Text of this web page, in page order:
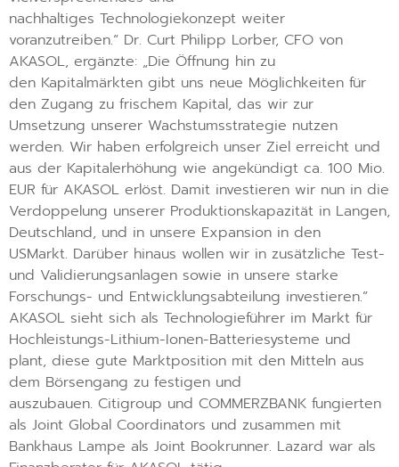
nachhaltiges Technologiekonzept weiter
voranzutreiben.“ Dr. Curt Philipp Lorber, CFO von
AKASOL, ergänzte: „Die Öffnung hin zu
den Kapitalmärkten gibt uns neue Möglichkeiten für
den Zugang zu frischem Kapital, das wir zur
Umsetzung unserer Wachstumsstrategie nutzen
werden. Wir haben erfolgreich unser Ziel erreicht und
aus der Kapitalerhöhung wie angekündigt ca. 100 Mio.
EUR für AKASOL erlöst. Damit investieren wir nun in die
Verdoppelung unserer Produktionskapazität in Langen,
Deutschland, und in unsere Expansion in den
USMarkt. Darüber hinaus wollen wir in zusätzliche Test-
und Validierungsanlagen sowie in unsere starke
Forschungs- und Entwicklungsabteilung investieren.”
AKASOL sieht sich als Technologieführer im Markt für
Hochleistungs-Lithium-Ionen-Batteriesysteme und
plant, diese gute Marktposition mit den Mitteln aus
dem Börsengang zu festigen und
auszubauen. Citigroup und COMMERZBANK fungierten
als Joint Global Coordinators und zusammen mit
Bankhaus Lampe als Joint Bookrunner. Lazard war als